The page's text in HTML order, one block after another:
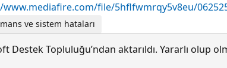
file/5hflfwmrqy5v8eu/
ve sistem hataları
Destek Topluluğu’ndan aktarıldı. Yararlı olup